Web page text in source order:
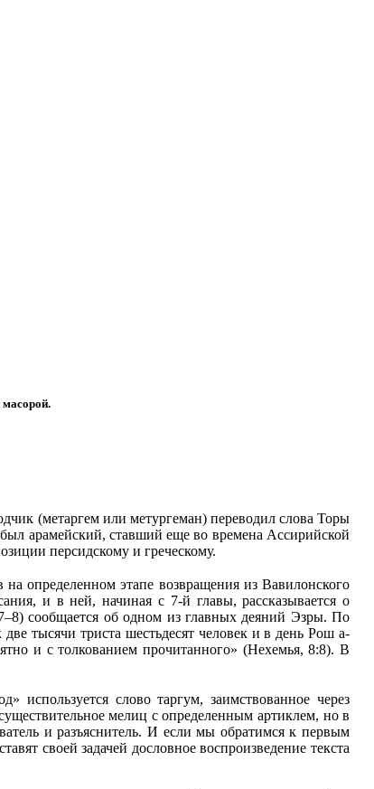
масорой.
(метаргем или метургеман) переводил слова Торы
арамейский, ставший еще во времена Ассирийской
персидскому и греческому.
определенном этапе возвращения из Вавилонского
и в ней, начиная с 7‑й главы, рассказывается о
сообщается об одном из главных деяний Эзры. По
тысячи триста шестьдесят человек и в день Рош а-
и с толкованием прочитанного» (Нехемья, 8:8). В
используется слово таргум, заимствованное через
мелиц с определенным артиклем, но в
и разъяснитель. И если мы обратимся к первым
своей задачей дословное воспроизведение текста